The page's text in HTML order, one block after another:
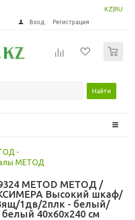
KZ RU
Вход Регистрация
Найти
-
МЕТОД
METOD МЕТОД /
Высокий шкаф/
1дв/2плк - белый/
40x60x240 см